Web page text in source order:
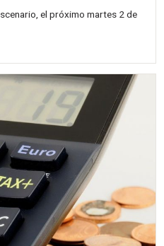
el próximo martes 2 de